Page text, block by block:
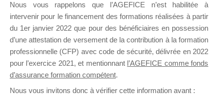
formation. Il accueille également les Conseillers
Nous vous rappelons que l’AGEFICE n’est habilitée à
intervenir pour le financement des formations réalisées à partir
du 1er janvier 2022 que pour des bénéficiaires en possession
d’une attestation de versement de la contribution à la formation
professionnelle (CFP) avec code de sécurité, délivrée en 2022
pour l’exercice 2021, et mentionnant l’AGEFICE comme fonds
d’assurance formation compétent.
Nous vous invitons donc à vérifier cette information avant :